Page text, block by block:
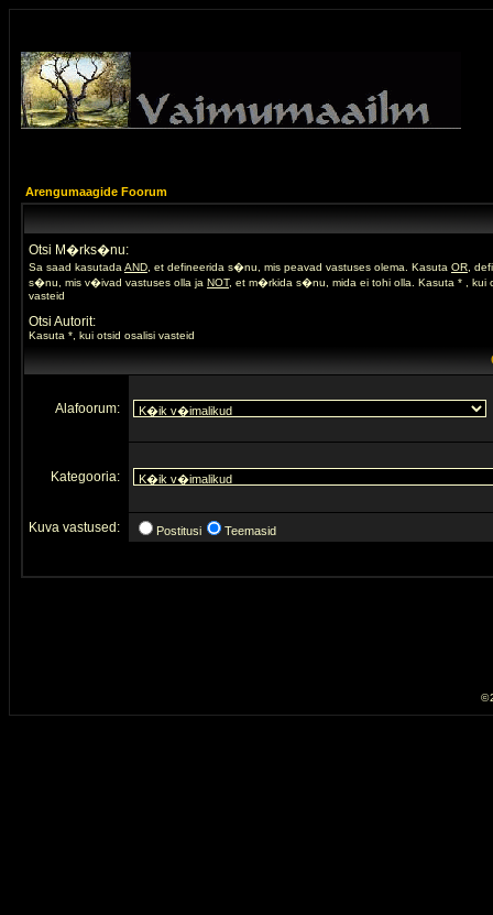
Arengumaagide Foorum
Otsi M�rks�nu:
Sa saad kasutada AND , et defineerida s�nu, mis peavad vastuses olema. Kasuta OR ,
s�nu, mis v�ivad vastuses olla ja NOT, et m�rkida s�nu, mida ei tohi olla. Kasuta * , kui
vasteid
Otsi Autorit:
Kasuta *, kui otsid osalisi vasteid
Alafoorum:
Kategooria:
Kuva vastused: Postitusi Teemasid
©